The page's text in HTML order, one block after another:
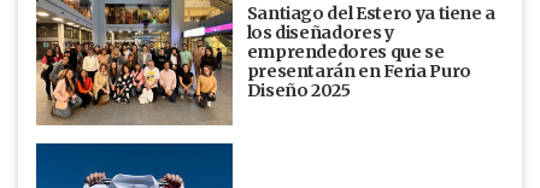
Santiago del Estero ya tiene a
los diseñadores y
emprendedores que se
presentarán en Feria Puro
Diseño 2025